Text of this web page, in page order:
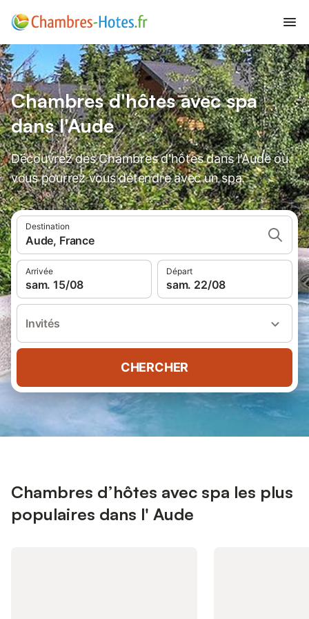
Chambres d'hôtes avec spa
dans l'Aude
Découvrez des Chambres d'hôtes dans l'Aude où
vous pourrez vous détendre avec un spa.
Destination
Aude, France
Arrivée
sam. 15/08
Départ
sam. 22/08
Invités
CHERCHER
Chambres d’hôtes avec spa les plus
populaires dans l' Aude